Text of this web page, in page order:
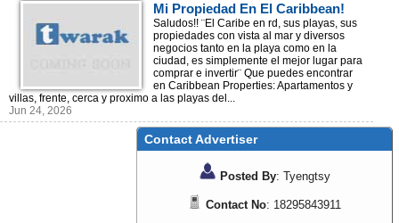
Mi Propiedad En El Caribbean!
Saludos!! ¨El Caribe en rd, sus playas, sus
propiedades con vista al mar y diversos
negocios tanto en la playa como en la
ciudad, es simplemente el mejor lugar para
comprar e invertir¨ Que puedes encontrar
en Caribbean Properties: Apartamentos y
villas, frente, cerca y proximo a las playas del...
Jun 24, 2026
Contact Advertiser
Posted By: Tyengtsy
Contact No: 18295843911